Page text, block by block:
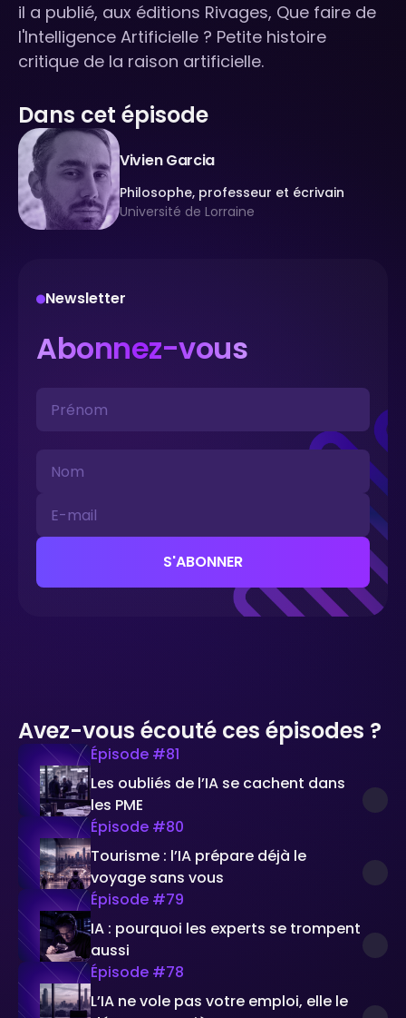
il a publié, aux éditions Rivages, Que faire de
l'Intelligence Artificielle ? Petite histoire
critique de la raison artificielle.
Dans cet épisode
Vivien Garcia
Philosophe, professeur et écrivain
Université de Lorraine
Newsletter
Abonnez-vous
Avez-vous écouté ces épisodes ?
Épisode #81
Les oubliés de l’IA se cachent dans
les PME
Épisode #80
Tourisme : l’IA prépare déjà le
voyage sans vous
Épisode #79
IA : pourquoi les experts se trompent
aussi
Épisode #78
L’IA ne vole pas votre emploi, elle le